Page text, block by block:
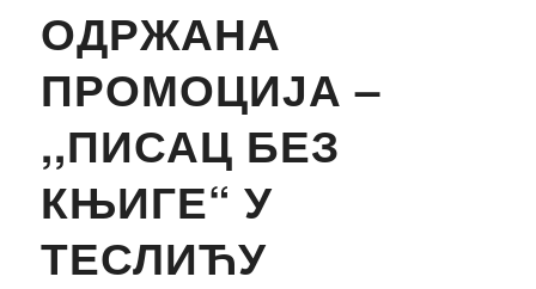
ОДРЖАНА
ПРОМОЦИЈА –
,,ПИСАЦ БЕЗ
КЊИГЕ“ У
ТЕСЛИЋУ